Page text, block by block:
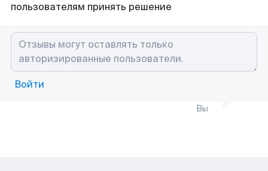
пользователям принять решение
Войти
Вы